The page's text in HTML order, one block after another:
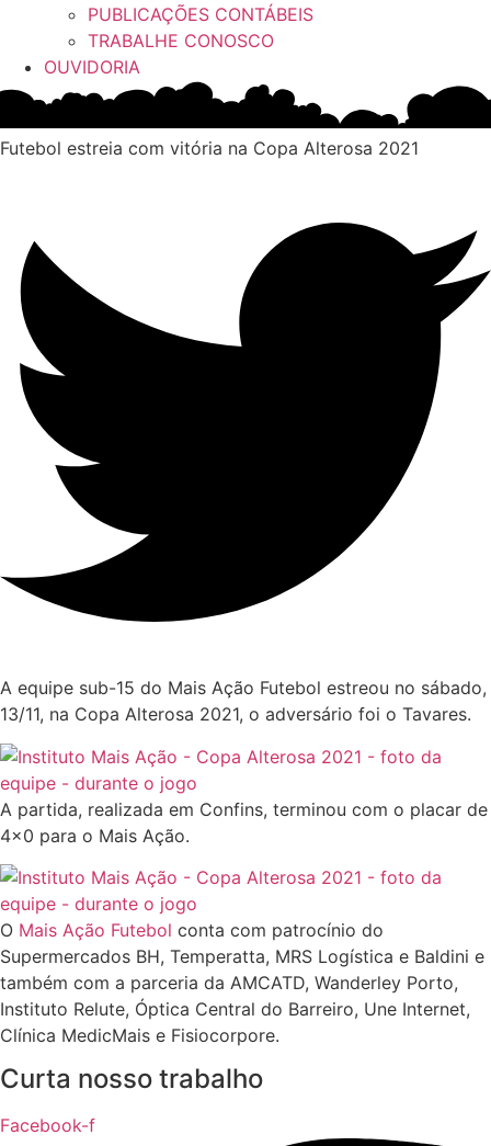
PUBLICAÇÕES CONTÁBEIS
TRABALHE CONOSCO
OUVIDORIA
Futebol estreia com vitória na Copa Alterosa 2021
A equipe sub-15 do Mais Ação Futebol estreou no sábado,
13/11, na Copa Alterosa 2021, o adversário foi o Tavares.
A partida, realizada em Confins, terminou com o placar de
4×0 para o Mais Ação.
O Mais Ação Futebol conta com patrocínio do
Supermercados BH, Temperatta, MRS Logística e Baldini e
também com a parceria da AMCATD, Wanderley Porto,
Instituto Relute, Óptica Central do Barreiro, Une Internet,
Clínica MedicMais e Fisiocorpore.
Curta nosso trabalho
Facebook-f